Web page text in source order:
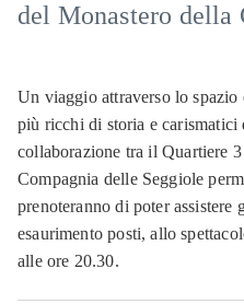
del Monastero della
Un viaggio attraverso lo
più ricchi di storia e
collaborazione tra il Quartiere
Compagnia delle Seggiole
prenoteranno di poter assistere
esaurimento posti, allo
alle ore 20.30.